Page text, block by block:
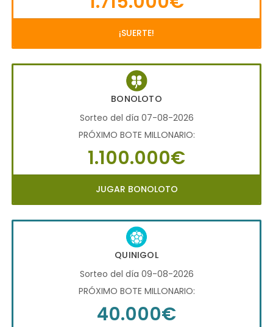
¡SUERTE!
BONOLOTO
Sorteo del día 07-08-2026
PRÓXIMO BOTE MILLONARIO:
1.100.000€
JUGAR BONOLOTO
QUINIGOL
Sorteo del día 09-08-2026
PRÓXIMO BOTE MILLONARIO:
40.000€